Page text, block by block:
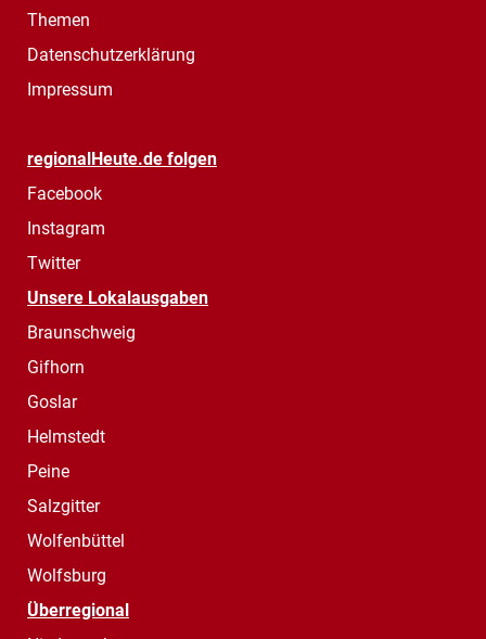
Themen
Datenschutzerklärung
Impressum
regionalHeute.de folgen
Facebook
Instagram
Twitter
Unsere Lokalausgaben
Braunschweig
Gifhorn
Goslar
Helmstedt
Peine
Salzgitter
Wolfenbüttel
Wolfsburg
Überregional